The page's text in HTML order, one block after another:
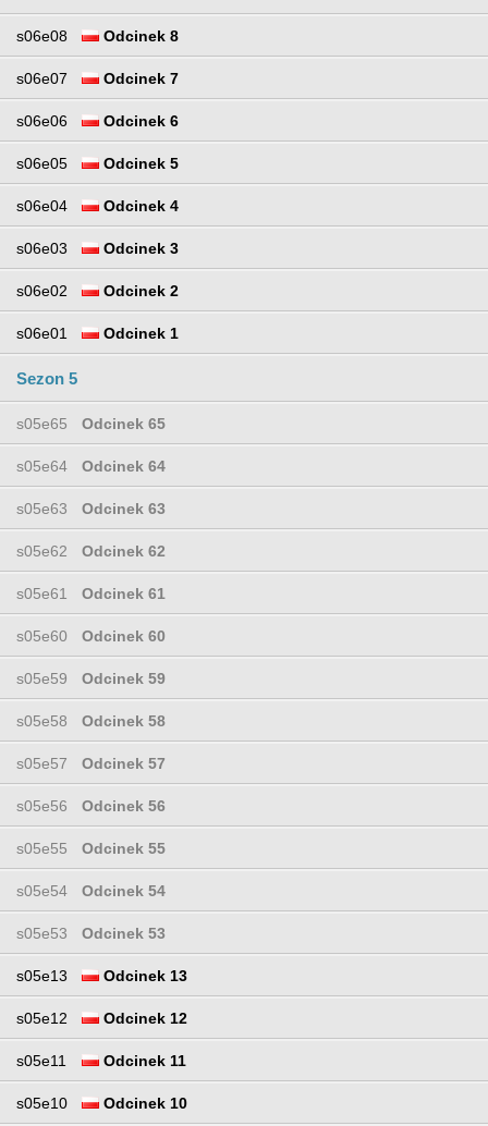
s06e08 Odcinek 8
s06e07 Odcinek 7
s06e06 Odcinek 6
s06e05 Odcinek 5
s06e04 Odcinek 4
s06e03 Odcinek 3
s06e02 Odcinek 2
s06e01 Odcinek 1
Sezon 5
s05e65 Odcinek 65
s05e64 Odcinek 64
s05e63 Odcinek 63
s05e62 Odcinek 62
s05e61 Odcinek 61
s05e60 Odcinek 60
s05e59 Odcinek 59
s05e58 Odcinek 58
s05e57 Odcinek 57
s05e56 Odcinek 56
s05e55 Odcinek 55
s05e54 Odcinek 54
s05e53 Odcinek 53
s05e13 Odcinek 13
s05e12 Odcinek 12
s05e11 Odcinek 11
s05e10 Odcinek 10